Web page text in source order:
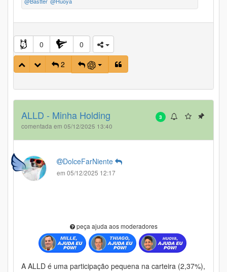
0
0
2
3
ALLD - Minha Holding
comentada em 05/12/2025 13:40
DolceFarNiente
em 05/12/2025 12:17
peça ajuda aos moderadores
A ALLD é uma participação pequena na carteira (2,37%),